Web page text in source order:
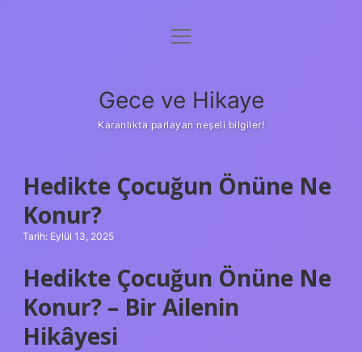
Anasayfa
Yasal Uyarı
menüyü
Gece ve Hikaye
Karanlıkta parlayan neşeli bilgiler!
Hedikte Çocuğun Önüne Ne
Konur?
Tarih: Eylül 13, 2025
Hedikte Çocuğun Önüne Ne
Konur? – Bir Ailenin
Hikâyesi